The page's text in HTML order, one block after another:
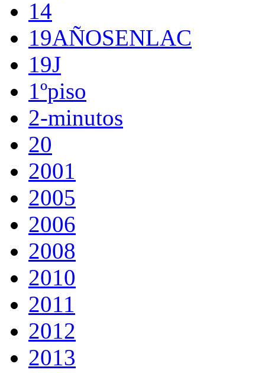
14
19AÑOSENLAC
19J
1ºpiso
2-minutos
20
2001
2005
2006
2008
2010
2011
2012
2013